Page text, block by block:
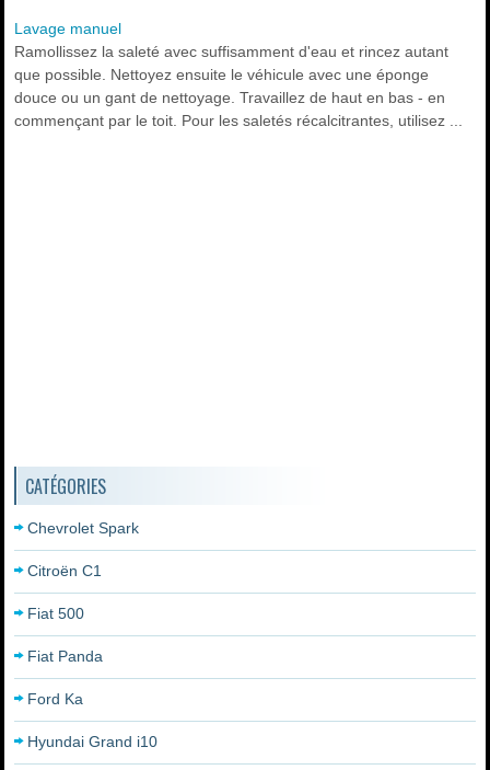
Lavage manuel
Ramollissez la saleté avec suffisamment d'eau et rincez autant
que possible. Nettoyez ensuite le véhicule avec une éponge
douce ou un gant de nettoyage. Travaillez de haut en bas - en
commençant par le toit. Pour les saletés récalcitrantes, utilisez ...
CATÉGORIES
Chevrolet Spark
Citroën C1
Fiat 500
Fiat Panda
Ford Ka
Hyundai Grand i10